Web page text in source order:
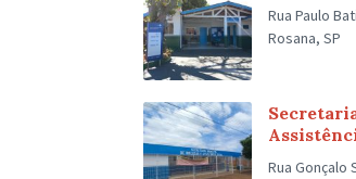
Rua Paulo
Rosana, SP
Rua Gonçalo